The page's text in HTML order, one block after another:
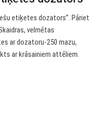
etiķetes dozators”. Pāriet
velmētas
ar dozatoru-250 mazu,
ar krāsainiem attēliem.